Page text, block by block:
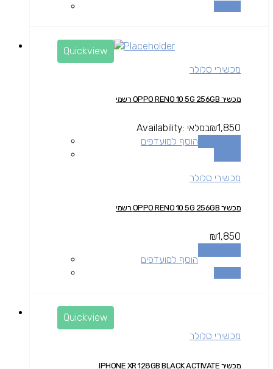
Quickview
מכשירי סלולר
מכשיר OPPO RENO 10 5G 256GB רשמי
₪1,850
Availability: במלאי
הוסף למועדפים
מכשירי סלולר
מכשיר OPPO RENO 10 5G 256GB רשמי
₪1,850
הוסף למועדפים
Quickview
מכשירי סלולר
מכשיר IPHONE XR 128GB BLACK ACTIVATE